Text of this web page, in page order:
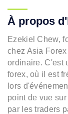
À propos
Ezekiel Chew,
chez Asia
ordinaire. C'est
forex, où il est
lors
point de vue
par les traders